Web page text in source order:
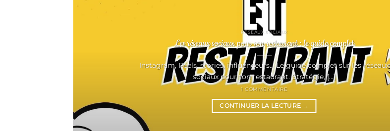
RÉSEAUX SOCIAUX
Les réseaux sociaux pour son restaurant : le guide complet
Instagram, Reels, stories, influenceurs... Le guide complet sur les réseaux
sociaux pour ton restaurant. Stratégie, [...]
1 COMMENTAIRE
CONTINUER LA LECTURE →